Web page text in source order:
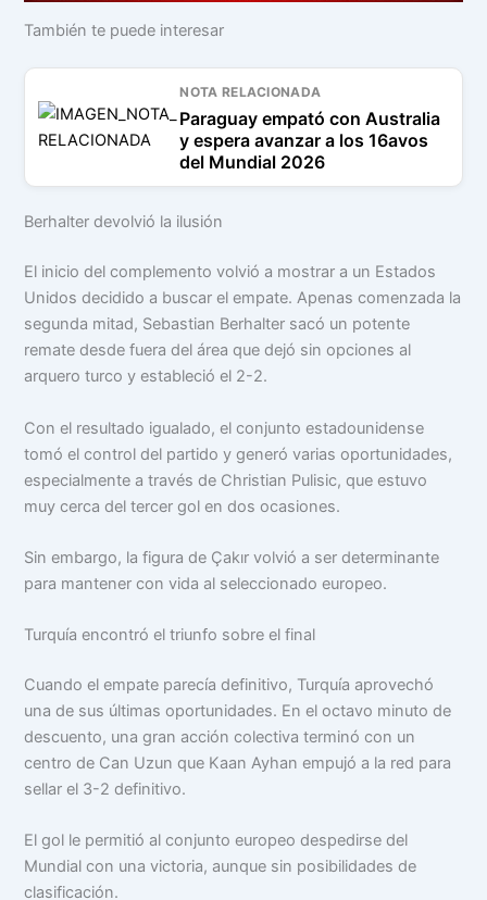
También te puede interesar
NOTA RELACIONADA
Paraguay empató con Australia
y espera avanzar a los 16avos
del Mundial 2026
Berhalter devolvió la ilusión
El inicio del complemento volvió a mostrar a un Estados
Unidos decidido a buscar el empate. Apenas comenzada la
segunda mitad, Sebastian Berhalter sacó un potente
remate desde fuera del área que dejó sin opciones al
arquero turco y estableció el 2-2.
Con el resultado igualado, el conjunto estadounidense
tomó el control del partido y generó varias oportunidades,
especialmente a través de Christian Pulisic, que estuvo
muy cerca del tercer gol en dos ocasiones.
Sin embargo, la figura de Çakır volvió a ser determinante
para mantener con vida al seleccionado europeo.
Turquía encontró el triunfo sobre el final
Cuando el empate parecía definitivo, Turquía aprovechó
una de sus últimas oportunidades. En el octavo minuto de
descuento, una gran acción colectiva terminó con un
centro de Can Uzun que Kaan Ayhan empujó a la red para
sellar el 3-2 definitivo.
El gol le permitió al conjunto europeo despedirse del
Mundial con una victoria, aunque sin posibilidades de
clasificación.